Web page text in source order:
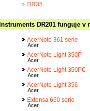
DR35
DR201 funguje
AcerNote 361 serie
Acer
AcerNote Light 350P
Acer
AcerNote Light 350PC
Acer
AcerNote Light 356
Acer
Extensa 650 serie
Acer